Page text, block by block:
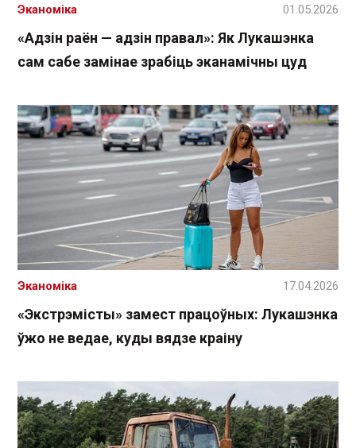
«Адзін раён — адзін правал»: Як Лукашэнка
сам сабе замінае зрабіць эканамічны цуд
Эканоміка 01.05.2026
«Экстрэмісты» замест працоўных: Лукашэнка
ўжо не ведае, куды вядзе краіну
Эканоміка 17.04.2026